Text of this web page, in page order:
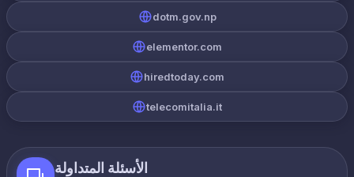
dotm.gov.np
elementor.com
hiredtoday.com
telecomitalia.it
الأسئلة المتداولة